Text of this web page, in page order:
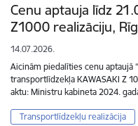
Cenu aptauja līdz
Z1000 realizāciju,
14.07.2026.
Aicinām piedalīties cenu aptaujā
transportlīdzekļa KAWASAKI Z
aktu: Ministru kabineta 2024.
Transportlīdzekļu realizācija